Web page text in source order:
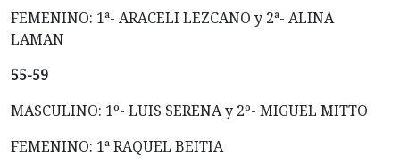
FEMENINO: 1ª- ARACELI LEZCANO y 2ª- ALINA
LAMAN
55-59
MASCULINO: 1º- LUIS SERENA y 2º- MIGUEL MITTO
FEMENINO: 1ª RAQUEL BEITIA